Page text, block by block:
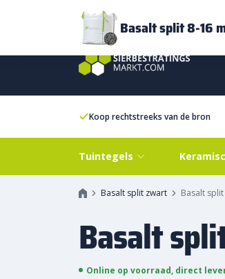
Bezorging
Koop rechtstreeks van de bron
Tuintegels
Basalt split zwart Basalt
Basalt
Online op voorraad, direct
Basalt split 8-16